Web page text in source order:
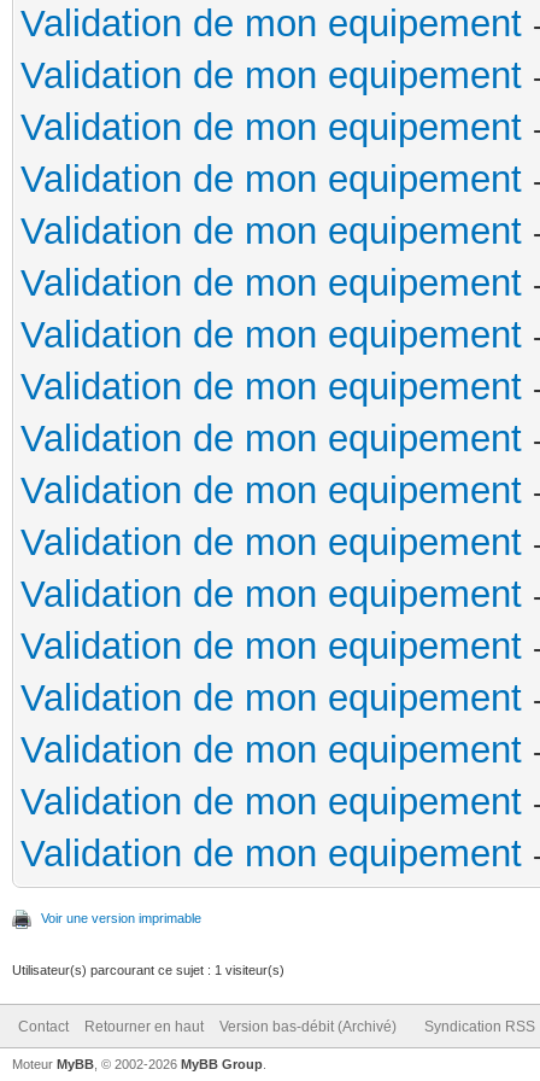
Validation de mon equipement
Validation de mon equipement
Validation de mon equipement
Validation de mon equipement
Validation de mon equipement
Validation de mon equipement
Validation de mon equipement
Validation de mon equipement
Validation de mon equipement
Validation de mon equipement
Validation de mon equipement
Validation de mon equipement
Validation de mon equipement
Validation de mon equipement
Validation de mon equipement
Validation de mon equipement
Validation de mon equipement
Voir une version imprimable
Utilisateur(s) parcourant ce sujet : 1 visiteur(s)
Contact Retourner en haut Version bas-débit (Archivé) Syndication RSS
Moteur MyBB , © 2002-2026 MyBB Group